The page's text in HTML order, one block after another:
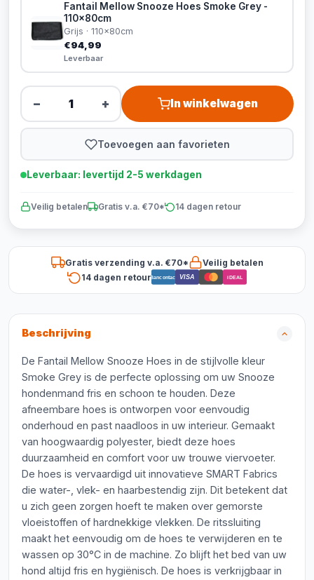
Fantail Mellow Snooze Hoes Smoke Grey -
110x80cm
Grijs · 110x80cm
€94,99
Leverbaar
− + In winkelwagen
Toevoegen aan favorieten
Leverbaar: levertijd 2-5 werkdagen
Veilig betalen Gratis v.a. €70* 14 dagen retour
Gratis verzending v.a. €70*
Veilig betalen
14 dagen retourBancontact VISA iDEAL
Beschrijving
De Fantail Mellow Snooze Hoes in de stijlvolle kleur
Smoke Grey is de perfecte oplossing om uw Snooze
hondenmand fris en schoon te houden. Deze
afneembare hoes is ontworpen voor eenvoudig
onderhoud en past naadloos in uw interieur. Gemaakt
van hoogwaardig polyester, biedt deze hoes
duurzaamheid en comfort voor uw trouwe viervoeter.
De hoes is vervaardigd uit innovatieve SMART Fabrics
die water-, vlek- en haarbestendig zijn. Dit betekent dat
u zich geen zorgen hoeft te maken over gemorste
vloeistoffen of hardnekkige vlekken. De ritssluiting
maakt het eenvoudig om de hoes te verwijderen en te
wassen op 30°C in de machine. Zo blijft het bed van uw
hond altijd fris en hygiënisch. De hoes is verkrijgbaar in